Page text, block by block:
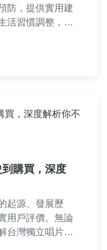
防，提供實用建
活習慣調整，以
購買，深度
起源、發展歷
用戶評價。無論
台灣獨立唱片品